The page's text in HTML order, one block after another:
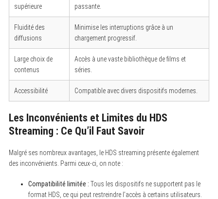
supérieure
passante.
Fluidité des
diffusions
Minimise les interruptions grâce à un
chargement progressif.
Large choix de
contenus
Accès à une vaste bibliothèque de films et
séries.
Accessibilité Compatible avec divers dispositifs modernes.
Les Inconvénients et Limites du HDS
Streaming : Ce Qu’il Faut Savoir
Malgré ses nombreux avantages, le HDS streaming présente également
des inconvénients. Parmi ceux-ci, on note :
Compatibilité limitée : Tous les dispositifs ne supportent pas le
format HDS, ce qui peut restreindre l’accès à certains utilisateurs.